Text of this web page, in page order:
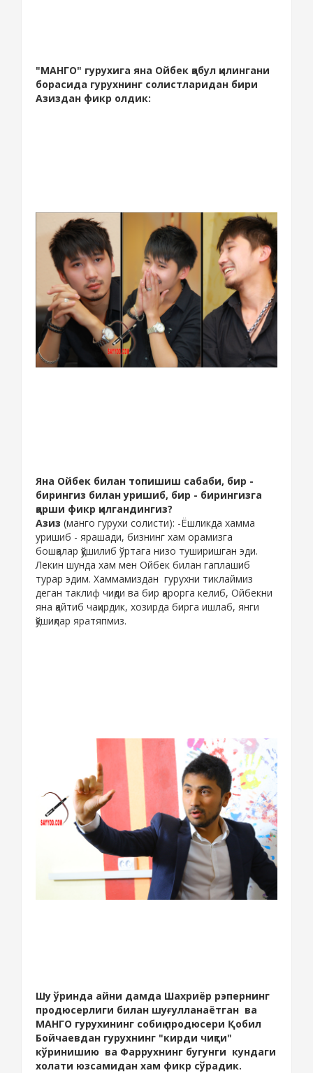
"МАНГО" гурухига яна Ойбек қабул қилингани
борасида гурухнинг солистларидан бири
Азиздан фикр олдик:
Яна Ойбек билан топишиш сабаби, бир -
бирингиз билан уришиб, бир - бирингизга
қарши фикр қилгандингиз?
Азиз (манго гурухи солисти): -Ёшликда хамма
уришиб - ярашади, бизнинг хам орамизга
бошқалар қўшилиб ўртага низо туширишган эди.
Лекин шунда хам мен Ойбек билан гаплашиб
турар эдим. Хаммамиздан гурухни тиклаймиз
деган таклиф чиқди ва бир қарорга келиб, Ойбекни
яна қайтиб чақирдик, хозирда бирга ишлаб, янги
қўшиқлар яратяпмиз.
Шу ўринда айни дамда Шахриёр рэпернинг
продюсерлиги билан шуғулланаётган ва
МАНГО гурухининг собиқ продюсери Қобил
Бойчаевдан гурухнинг "кирди чиқти"
кўринишию ва Фаррухнинг бугунги кундаги
холати юзсамидан хам фикр сўрадик.